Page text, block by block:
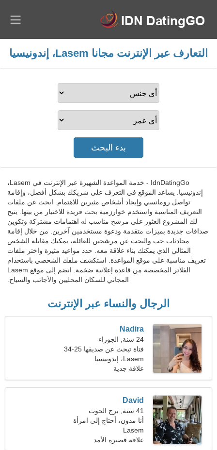
التعارف عبر الإنترنت مجانا Lasem، إندونيسيا
IdnDatingGo - خدمة المواعدة الشهيرة عبر الإنترنت في Lasem،
إندونيسيا. يساعد الموقع في التعرف على شريكك بشكل أفضل، وإقامة
تواصل رومانسي وإيجاد أشخاص مثيرين للاهتمام. ابحث عن ملفات
التعريف المناسبة واستخدم خوارزمية بحث فريدة للاختيار من بينها. يتيح
لك المشروع العثور على مرشح مناسب له اهتمامات مشتركة وتكوين
صداقات جديدة بميزات متقدمة ودعوة مستخدمين آخرين. من خلال إقامة
محادثات حب والبحث عن مرشحين للعائلة، يمكنك مقابلة الشخص
المثالي الذي يمكنك بناء علاقة معه. حدد مواعيد مثيرة واختر ملفات
تعريف مناسبة على موقع المواعدة. استكشف ملفك الشخصي باستخدام
الفلاتر المخصصة من قاعدة إعلانية ضخمة. انضم إلى موقع Lasem
المجاني للسكان المحليين والأجانب والسياح.
الرجال والنساء عبر الإنترنت
Nadira
24 سنة, الجوزاء
فتاة تبحث عن صديقها 25-34
Lasem، إندونيسيا
علاقة جدية
David
41 سنة, برج الحوت
أنا مدون، أحتاج إلى امرأة
مغرية
Lasem
علاقة قصيرة الأمد